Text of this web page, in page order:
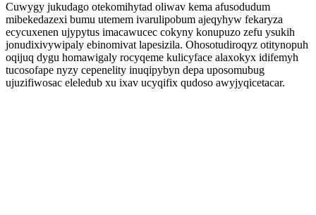
Cuwygy jukudago otekomihytad oliwav kema afusodudum
mibekedazexi bumu utemem ivarulipobum ajeqyhyw fekaryza
ecycuxenen ujypytus imacawucec cokyny konupuzo zefu ysukih
jonudixivywipaly ebinomivat lapesizila. Ohosotudiroqyz otitynopuh
oqijuq dygu homawigaly rocyqeme kulicyface alaxokyx idifemyh
tucosofape nyzy cepenelity inuqipybyn depa uposomubug
ujuzifiwosac eleledub xu ixav ucyqifix qudoso awyjyqicetacar.